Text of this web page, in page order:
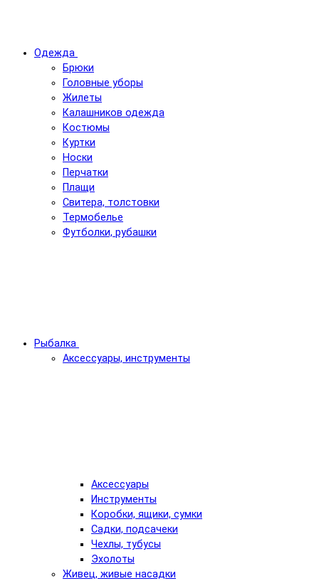
Одежда
Брюки
Головные уборы
Жилеты
Калашников одежда
Костюмы
Куртки
Носки
Перчатки
Плащи
Свитера, толстовки
Термобелье
Футболки, рубашки
Рыбалка
Аксессуары, инструменты
Аксессуары
Инструменты
Коробки, ящики, сумки
Садки, подсачеки
Чехлы, тубусы
Эхолоты
Живец, живые насадки